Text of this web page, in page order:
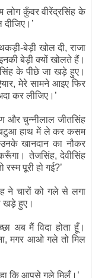
कुँवर वीरेंद्रसिंह के
बेड़ी खोल दी, राजा
बेड़ी क्यों खोलते हैं।
के पीछे जा खड़े हुए।
मेरे सामने आइए फिर
कर लीजिए।’
और चुन्नीलाल जीतसिंह
हाथ में ले कर कसम
खानदान का नौकर
तेजसिंह, देवीसिंह
पूरी हो गई?’
ने चारों को गले से लगा
खड़े हुए।
अब मैं विदा होता हूँ।
मगर आओ गले तो मिल
कि आपसे गले मिलूँ।’